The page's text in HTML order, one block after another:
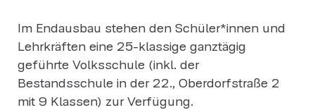
Im Endausbau stehen den Schüler*innen und
Lehrkräften eine 25-klassige ganztägig
geführte Volksschule (inkl. der
Bestandsschule in der 22., Oberdorfstraße 2
mit 9 Klassen) zur Verfügung.